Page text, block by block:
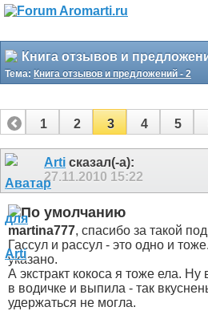
Книга отзывов и
Тема: Книга отзывов и предложений - 2
1 2 3 4 5
11 13
Arti сказал(-а):
27.11.2010 15:22
martina777, спасибо за такой
Гассул и рассул - это одно и
указано.
А экстракт кокоса я тоже ела. Ну
в водичке и выпила - так
удержаться не могла.